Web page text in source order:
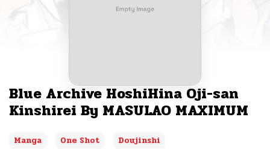
Blue Archive HoshiHina Oji-san
Kinshirei By MASULAO MAXIMUM
Manga One Shot
Doujinshi